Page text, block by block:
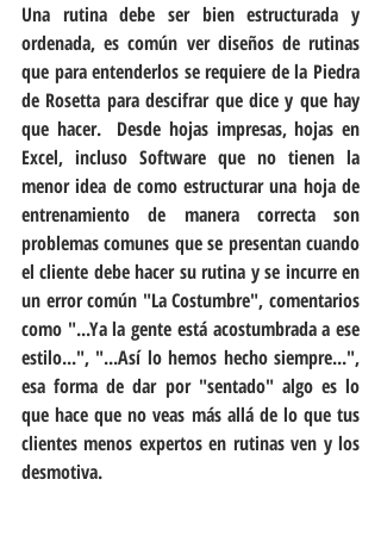
Una rutina debe ser bien estructurada y
ordenada, es común ver diseños de rutinas
que para entenderlos se requiere de la Piedra
de Rosetta para descifrar que dice y que hay
que hacer.  Desde hojas impresas, hojas en
Excel, incluso Software que no tienen la
menor idea de como estructurar una hoja de
entrenamiento de manera correcta son
problemas comunes que se presentan cuando
el cliente debe hacer su rutina y se incurre en
un error común "La Costumbre", comentarios
como "...Ya la gente está acostumbrada a ese
estilo...", "...Así lo hemos hecho siempre...",
esa forma de dar por "sentado" algo es lo
que hace que no veas más allá de lo que tus
clientes menos expertos en rutinas ven y los
desmotiva.